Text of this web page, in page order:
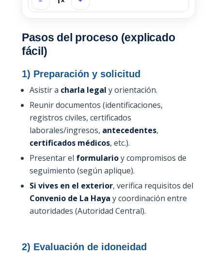
Pasos del proceso (explicado
fácil)
1) Preparación y solicitud
Asistir a charla legal y orientación.
Reunir documentos (identificaciones,
registros civiles, certificados
laborales/ingresos, antecedentes,
certificados médicos, etc.).
Presentar el formularioy compromisos de
seguimiento (según aplique).
Si vives en el exterior, verifica requisitos del
Convenio de La Haya y coordinación entre
autoridades (Autoridad Central).
2) Evaluación de idoneidad